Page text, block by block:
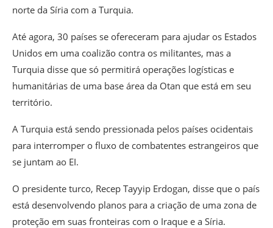
norte da Síria com a Turquia.
Até agora, 30 países se ofereceram para ajudar os Estados
Unidos em uma coalizão contra os militantes, mas a
Turquia disse que só permitirá operações logísticas e
humanitárias de uma base área da Otan que está em seu
território.
A Turquia está sendo pressionada pelos países ocidentais
para interromper o fluxo de combatentes estrangeiros que
se juntam ao EI.
O presidente turco, Recep Tayyip Erdogan, disse que o país
está desenvolvendo planos para a criação de uma zona de
proteção em suas fronteiras com o Iraque e a Síria.